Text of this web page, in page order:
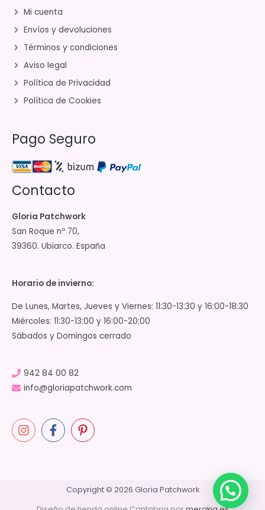
Mi cuenta
Envíos y devoluciones
Términos y condiciones
Aviso legal
Política de Privacidad
Política de Cookies
Pago Seguro
Contacto
Gloria Patchwork
San Roque nº 70,
39360. Ubiarco. España
Horario de invierno:
De Lunes, Martes, Jueves y Viernes: 11:30-13:30 y 16:00-18:30
Miércoles: 11:30-13:00 y 16:00-20:00
Sábados y Domingos cerrado
942 84 00 82
info@gloriapatchwork.com
Copyright © 2026 Gloria Patchwork